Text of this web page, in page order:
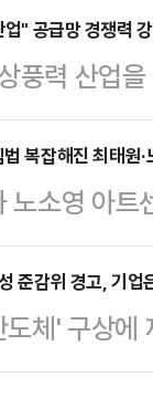
닥은 올
에 ‘천스닥
여하며 공
가 이어졌
리의 팬미
착되는 원
.하지만 일
" 공급망 경쟁력
풍력 산업
화를 위한
수시 여수
"해상풍력
는 등 정부
하겠다"고
측면에서
…
복잡해진 최태원·
노소영 아
로운 변수
됐지만 합
에 따르면
재산분할
준감위 경고, 기업
체' 구상
도체 수요